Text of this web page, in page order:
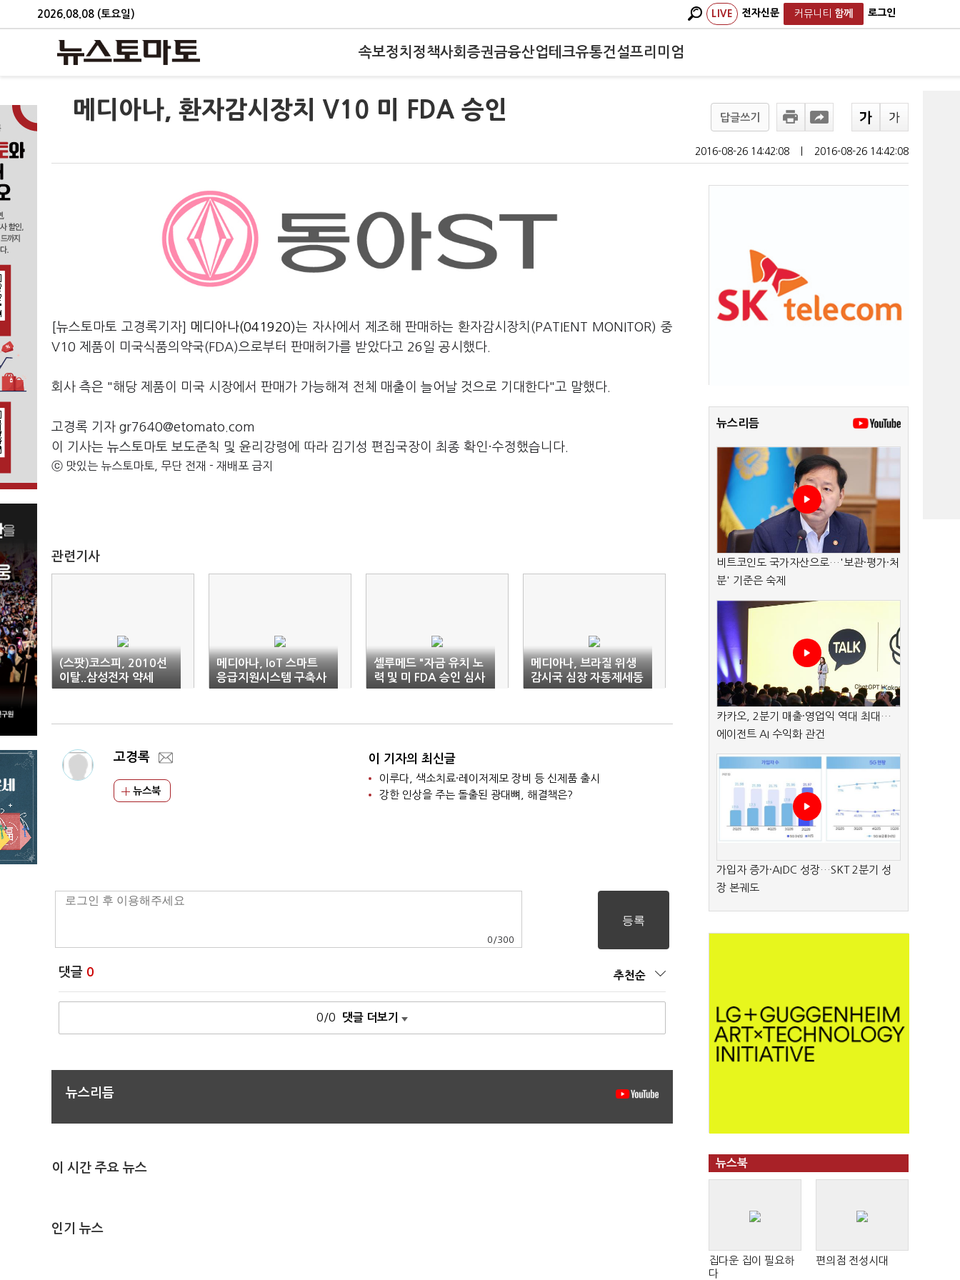
2026.08.08 (토요일) LIVE 전자신문 커뮤니티 함께 로그인
속보정치 정책사회 증권금융산업테크유통건설프리미엄
메디아나, 환자감시장치 V10 미 FDA 승인 답글쓰기
2016-08-26 14:42:08 2016-08-26 14:42:08
[뉴스토마토 고경록기자] 메디아나(041920)는 자사에서 제조해 판매하는 환자감시장치(PATIENT MONITOR) 중
V10 제품이 미국식품의약국(FDA)으로부터 판매허가를 받았다고 26일 공시했다.
회사 측은 "해당 제품이 미국 시장에서 판매가 가능해져 전체 매출이 늘어날 것으로 기대한다"고 말했다.
고경록 기자 gr7640@etomato.com
이 기사는 뉴스토마토 보도준칙 및 윤리강령에 따라 김기성 편집국장이 최종 확인·수정했습니다.
ⓒ 맛있는 뉴스토마토, 무단 전재 - 재배포 금지
관련기사
(스팟)코스피, 2010선
이탈..삼성전자 약세
메디아나, IoT 스마트
응급지원시스템 구축사
업 우선협상대상자 확정
셀루메드 "자금 유치 노
력 및 미 FDA 승인 심사
중"
메디아나, 브라질 위생
감시국 심장 자동제세동
기 판매 허가
고경록
뉴스북
이 기자의 최신글
이루다, 색소치료·레이저제모 장비 등 신제품 출시
강한 인상을 주는 돌출된 광대뼈, 해결책은?
0 /300
댓글 0 추천순
0/0 댓글 더보기
뉴스리듬
이 시간 주요 뉴스
인기 뉴스
뉴스리듬
비트코인도 국가자산으로…'보관·평가·처
분' 기준은 숙제
카카오, 2분기 매출·영업익 역대 최대…
에이전트 AI 수익화 관건
가입자 증가·AIDC 성장…SKT 2분기 성
장 본궤도
뉴스북
집다운 집이 필요하
다
편의점 전성시대